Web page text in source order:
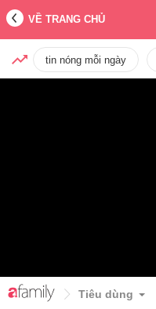
VỀ TRANG CHỦ
tin nóng mỗi ngày
Tiêu dùng